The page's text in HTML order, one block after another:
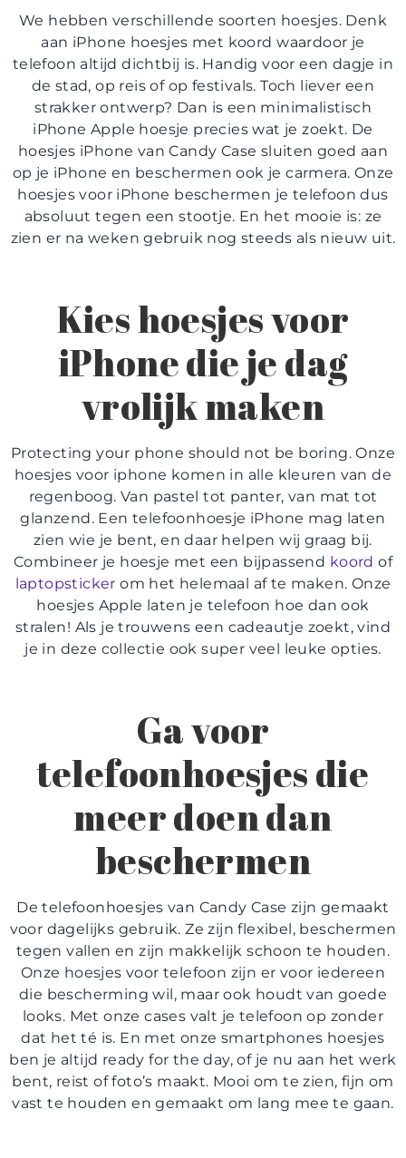
We hebben verschillende soorten hoesjes. Denk
aan iPhone hoesjes met koord waardoor je
telefoon altijd dichtbij is. Handig voor een dagje in
de stad, op reis of op festivals. Toch liever een
strakker ontwerp? Dan is een minimalistisch
iPhone Apple hoesje precies wat je zoekt. De
hoesjes iPhone van Candy Case sluiten goed aan
op je iPhone en beschermen ook je carmera. Onze
hoesjes voor iPhone beschermen je telefoon dus
absoluut tegen een stootje. En het mooie is: ze
zien er na weken gebruik nog steeds als nieuw uit.
Kieshoesjes voor
iPhonedie je dag
vrolijk maken
Protecting your phone should not be boring. Onze
hoesjes voor iphone komen in alle kleuren van de
regenboog. Van pastel tot panter, van mat tot
glanzend. Eentelefoonhoesje iPhone mag laten
zien wie je bent, en daar helpen wij graag bij.
Combineer je hoesje met een bijpassend koord of
laptopsticker om het helemaal af te maken. Onze
hoesjes Apple laten je telefoon hoe dan ook
stralen! Als je trouwens een cadeautje zoekt, vind
je in deze collectie ook super veel leuke opties.
Ga voor
telefoonhoesjesdie
meer doen dan
beschermen
Detelefoonhoesjes van Candy Case zijn gemaakt
voor dagelijks gebruik. Ze zijn flexibel, beschermen
tegen vallen en zijn makkelijk schoon te houden.
Onze hoesjes voor telefoon zijn er voor iedereen
die bescherming wil, maar ook houdt van goede
looks. Met onze cases valt je telefoon op zonder
dat het té is. En met onzesmartphones hoesjes
ben je altijd ready for the day, of je nu aan het werk
bent, reist of foto’s maakt. Mooi om te zien, fijn om
vast te houden en gemaakt om lang mee te gaan.